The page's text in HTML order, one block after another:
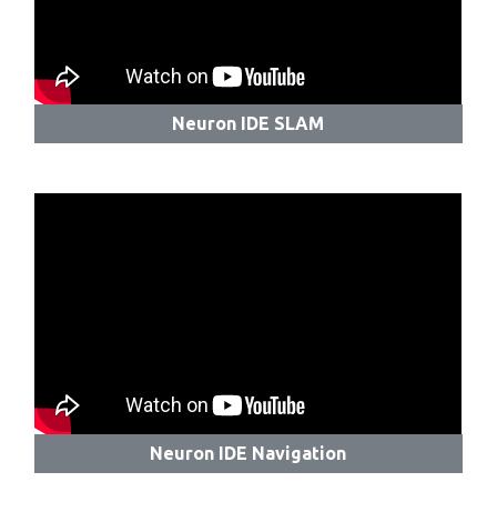
Neuron IDE SLAM
Neuron IDE Navigation